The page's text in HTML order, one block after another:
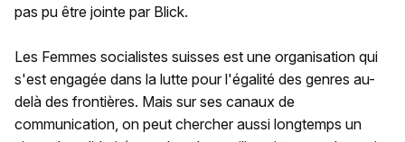
pas pu être jointe par Blick.
Les Femmes socialistes suisses est une organisation qui
s'est engagée dans la lutte pour l'égalité des genres au-
delà des frontières. Mais sur ses canaux de
communication, on peut chercher aussi longtemps un